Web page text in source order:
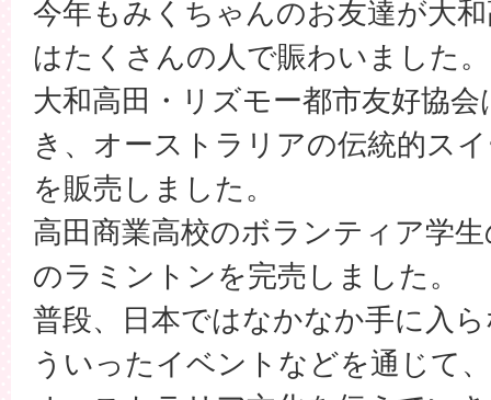
今年もみくちゃんのお友達が大
はたくさんの人で賑わいました。
大和高田・リズモー都市友好協
き、オーストラリアの伝統的ス
を販売しました。
高田商業高校のボランティア学
のラミントンを完売しました。
普段、日本ではなかなか手に入
ういったイベントなどを通じて